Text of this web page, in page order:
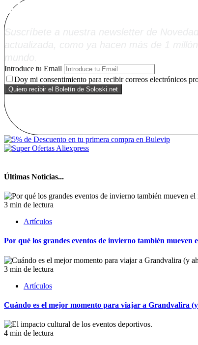
Alta Boletín
Suscríbete a nuestra newsletter de
Introduce tu Email
Doy mi consentimiento para recibir correos electrónicos
Últimas Noticias...
3 min de lectura
Artículos
Por qué los grandes eventos de invierno también mueven
3 min de lectura
Artículos
Cuándo es el mejor momento para viajar a Grandvalira
4 min de lectura